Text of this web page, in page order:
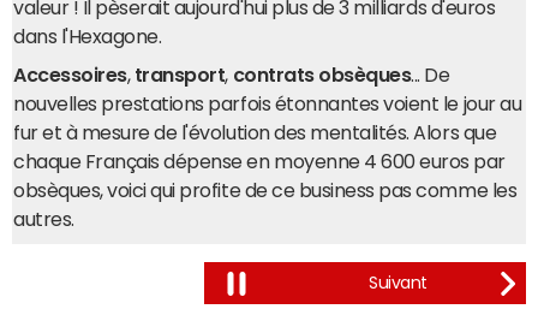
valeur ! Il pèserait aujourd'hui plus de 3 milliards d'euros
dans l'Hexagone.
Accessoires, transport, contrats obsèques... De
nouvelles prestations parfois étonnantes voient le jour au
fur et à mesure de l'évolution des mentalités. Alors que
chaque Français dépense en moyenne 4 600 euros par
obsèques, voici qui profite de ce business pas comme les
autres.